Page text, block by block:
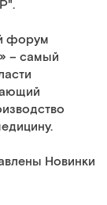
форум
– самый
Новинки